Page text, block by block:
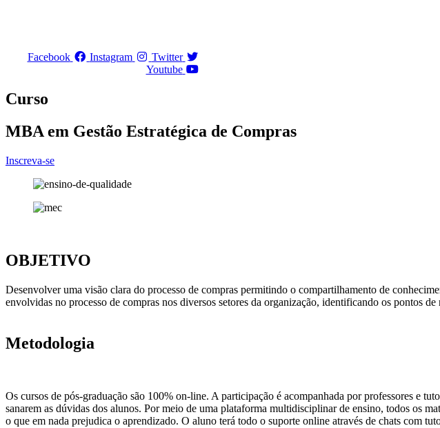
Facebook Instagram
Twitter
Youtube
Curso
MBA em Gestão Estratégica de Compras
Inscreva-se
OBJETIVO
Desenvolver uma visão clara do processo de compras permitindo o compartilhamento de
envolvidas no processo de compras nos diversos setores da organização, identificando os pontos
Metodologia
Os cursos de pós-graduação são 100% on-line. A participação é acompanhada por professores e
sanarem as dúvidas dos alunos. Por meio de uma plataforma multidisciplinar de ensino, todos os
o que em nada prejudica o aprendizado. O aluno terá todo o suporte online através de chats com